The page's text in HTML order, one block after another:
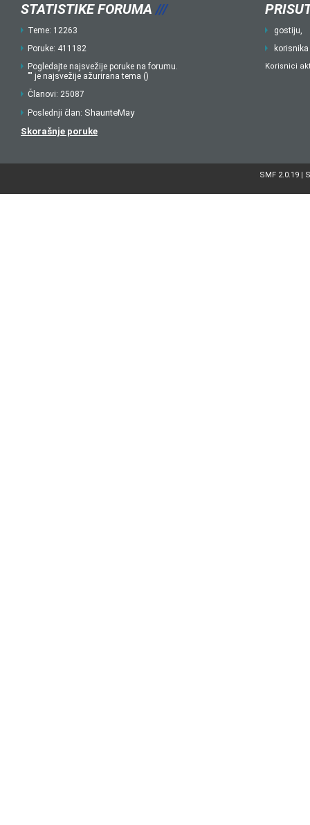
STATISTIKE FORUMA ///
Teme: 12263
Poruke: 411182
Pogledajte najsvežije poruke na forumu.
"" je najsvežije ažurirana tema ()
Članovi: 25087
Poslednji član: ShaunteMay
Skorašnje poruke
gostiju,
korisnika
Korisnici
SMF 2.0.19|